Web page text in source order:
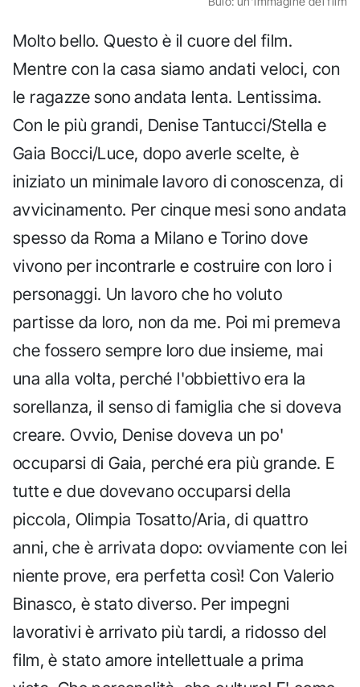
Molto bello. Questo è il cuore del film.
Mentre con la casa siamo andati veloci, con
le ragazze sono andata lenta. Lentissima.
Con le più grandi, Denise Tantucci/Stella e
Gaia Bocci/Luce, dopo averle scelte, è
iniziato un minimale lavoro di conoscenza, di
avvicinamento. Per cinque mesi sono andata
spesso da Roma a Milano e Torino dove
vivono per incontrarle e costruire con loro i
personaggi. Un lavoro che ho voluto
partisse da loro, non da me. Poi mi premeva
che fossero sempre loro due insieme, mai
una alla volta, perché l'obbiettivo era la
sorellanza, il senso di famiglia che si doveva
creare. Ovvio, Denise doveva un po'
occuparsi di Gaia, perché era più grande. E
tutte e due dovevano occuparsi della
piccola, Olimpia Tosatto/Aria, di quattro
anni, che è arrivata dopo: ovviamente con lei
niente prove, era perfetta così! Con Valerio
Binasco, è stato diverso. Per impegni
lavorativi è arrivato più tardi, a ridosso del
film, è stato amore intellettuale a prima